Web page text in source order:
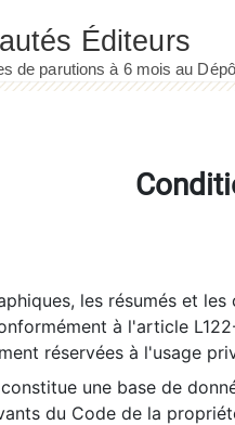
les résumés et
à l'article
réservées à l'usage
une base de
du Code de la